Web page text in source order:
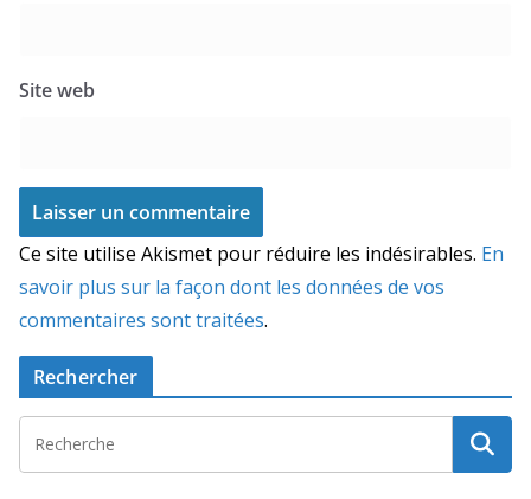
Site web
Ce site utilise Akismet pour réduire les indésirables. En
savoir plus sur la façon dont les données de vos
commentaires sont traitées.
Rechercher